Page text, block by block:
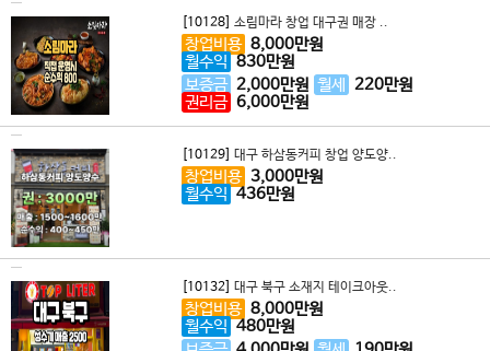
[10128] 소림마라 창업 대구권 매장 ..
창업비용 8,000만원
월수익 830만원
보증금 2,000만원 월세 220만원
권리금 6,000만원
[10129] 대구 하삼동커피 창업 양도양..
창업비용 3,000만원
월수익 436만원
[10132] 대구 북구 소재지 테이크아웃..
창업비용 8,000만원
월수익 480만원